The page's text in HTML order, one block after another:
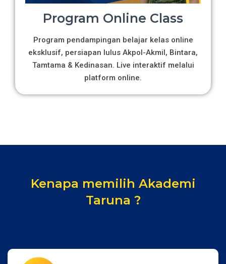
Program Online Class
Program pendampingan belajar kelas online
eksklusif, persiapan lulus Akpol-Akmil, Bintara,
Tamtama & Kedinasan. Live interaktif melalui
platform online.
Kenapa memilih Akademi
Taruna ?